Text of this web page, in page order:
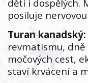
dětí i dospělých.
posiluje
Turan kanadský:
revmatismu, dně
močových cest,
staví krvácení a